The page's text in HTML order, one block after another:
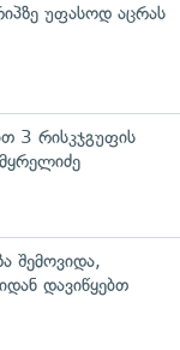
უფასოდ აცრას
3 რისკჯგუფის
შემოვიდა,
დავიწყებთ